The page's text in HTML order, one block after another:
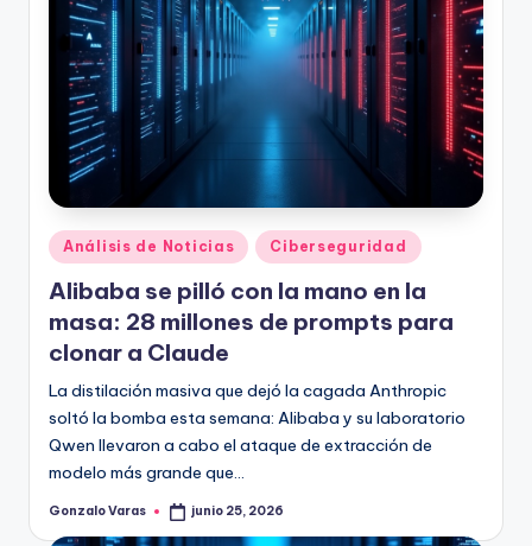
Publicado
en
Análisis de Noticias Ciberseguridad
Alibaba se pilló con la mano en la
masa: 28 millones de prompts para
clonar a Claude
La distilación masiva que dejó la cagada Anthropic
soltó la bomba esta semana: Alibaba y su laboratorio
Qwen llevaron a cabo el ataque de extracción de
modelo más grande que…
Publicado
Gonzalo Varas junio 25, 2026